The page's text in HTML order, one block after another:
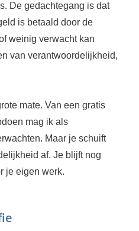
De gedachtegang is dat
is betaald door de
weinig verwacht kan
van verantwoordelijkheid,
mate. Van een gratis
mag ik als
Maar je schuift
af. Je blijft nog
je eigen werk.